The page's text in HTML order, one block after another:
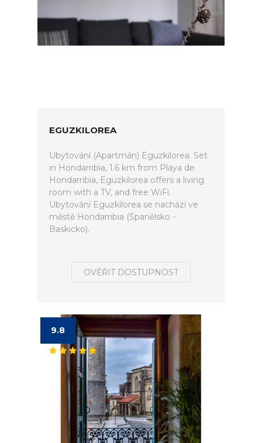
EGUZKILOREA
Ubytování (Apartmán) Eguzkilorea. Set
in Hondarribia, 1.6 km from Playa de
Hondarribia, Eguzkilorea offers a living
room with a TV, and free WiFi.
Ubytování Eguzkilorea se nachází ve
městě Hondarribia (Španělsko -
Baskicko).
OVĚŘIT DOSTUPNOST
9.8